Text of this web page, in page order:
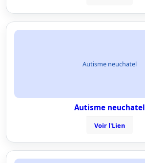
Autisme neuchatel
Autisme neuchatel
Voir l'Lien